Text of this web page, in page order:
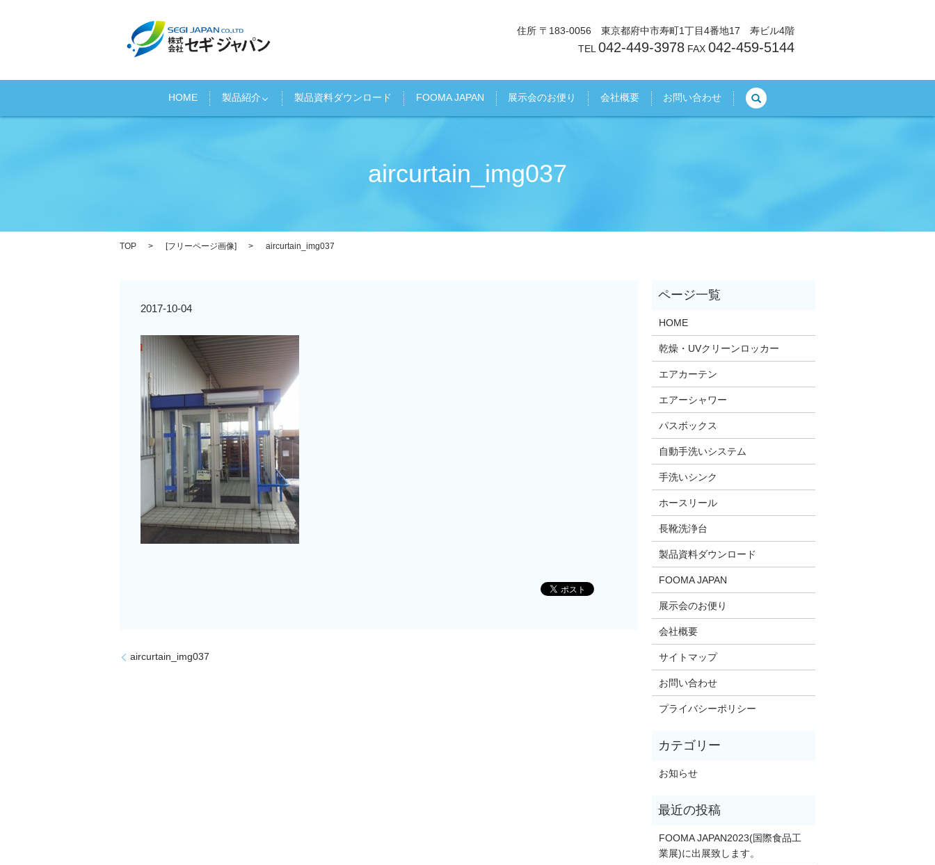
住所 〒183-0056 東京都府中市寿町1丁目4番地17 寿ビル4階
TEL 042-449-3978 FAX 042-459-5144
HOME 製品紹介 製品資料ダウンロード FOOMA JAPAN 展示会のお便り 会社概要 お問い合わせ
aircurtain_img037
TOP [フリーページ画像] aircurtain_img037
2017-10-04
aircurtain_img037
HOME
乾燥・UVクリーンロッカー
エアカーテン
エアーシャワー
パスボックス
自動手洗いシステム
手洗いシンク
ホースリール
長靴洗浄台
製品資料ダウンロード
FOOMA JAPAN
展示会のお便り
会社概要
サイトマップ
お問い合わせ
プライバシーポリシー
お知らせ
FOOMA JAPAN2023(国際食品工
業展)に出展致します。